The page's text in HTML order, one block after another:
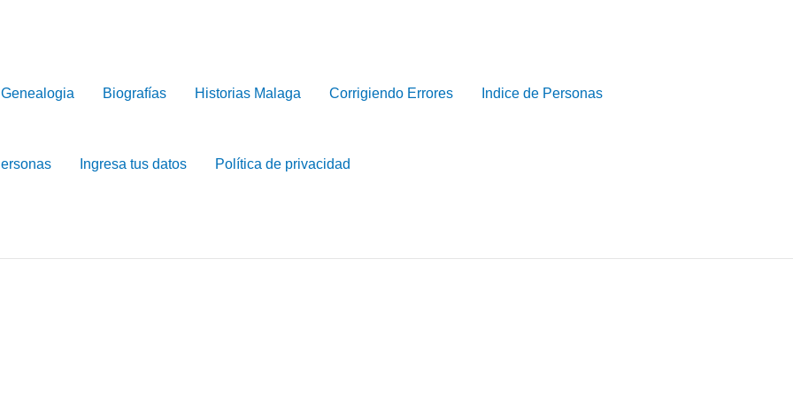
Genealogia Biografías Historias Malaga Corrigiendo Errores Indice de Personas
Ingresa tus datos Política de privacidad